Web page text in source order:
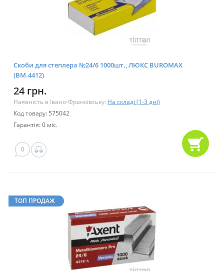
Скоби для степлера №24/6 1000шт., ЛЮКС BUROMAX
(BM.4412)
24 грн.
Наявність в Івано-Франківську: На складі (1-3 дні)
Код товару: 575042
Гарантія: 0 міс.
0
ТОП ПРОДАЖ